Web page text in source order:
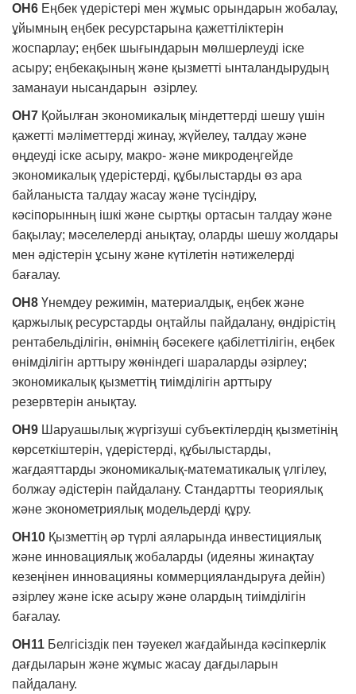
ОН6 Еңбек үдерістері мен жұмыс орындарын жобалау,
ұйымның еңбек ресурстарына қажеттіліктерін
жоспарлау; еңбек шығындарын мөлшерлеуді іске
асыру; еңбекақының және қызметті ынталандырудың
заманауи нысандарын әзірлеу.
ОН7 Қойылған экономикалық міндеттерді шешу үшін
қажетті мәліметтерді жинау, жүйелеу, талдау және
өңдеуді іске асыру, макро- және микродеңгейде
экономикалық үдерістерді, құбылыстарды өз ара
байланыста талдау жасау және түсіндіру,
кәсіпорынның ішкі және сыртқы ортасын талдау және
бақылау; мәселелерді анықтау, оларды шешу жолдары
мен әдістерін ұсыну және күтілетін нәтижелерді
бағалау.
ОН8 Үнемдеу режимін, материалдық, еңбек және
қаржылық ресурстарды оңтайлы пайдалану, өндірістің
рентабельділігін, өнімнің бәсекеге қабілеттілігін, еңбек
өнімділігін арттыру жөніндегі шараларды әзірлеу;
экономикалық қызметтің тиімділігін арттыру
резервтерін анықтау.
ОН9 Шаруашылық жүргізуші субъектілердің қызметінің
көрсеткіштерін, үдерістерді, құбылыстарды,
жағдаяттарды экономикалық-математикалық үлгілеу,
болжау әдістерін пайдалану. Стандартты теориялық
және эконометриялық модельдерді құру.
ОН10 Қызметтің әр түрлі аяларында инвестициялық
және инновациялық жобаларды (идеяны жинақтау
кезеңінен инновацияны коммерцияландыруға дейін)
әзірлеу және іске асыру және олардың тиімділігін
бағалау.
ОН11 Белгісіздік пен тәуекел жағдайында кәсіпкерлік
дағдыларын және жұмыс жасау дағдыларын
пайдалану.